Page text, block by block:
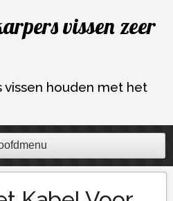
vissen zeer
vissen houden met het